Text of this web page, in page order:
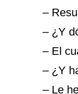
–
– ¿Y
– El
– ¿Y
– Le